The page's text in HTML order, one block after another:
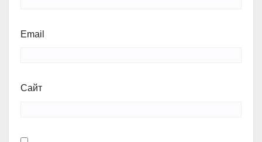
Email
Сайт